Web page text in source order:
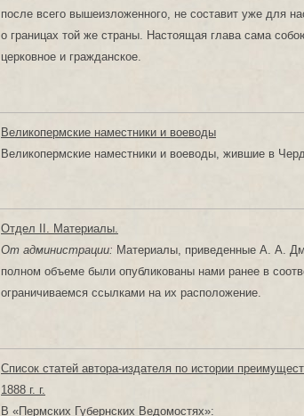
после всего вышеизложенного, не составит уже для
о границах той же страны. Настоящая глава сама
церковное и гражданское.
Великопермские наместники и воеводы
Великопермские наместники и воеводы, жившие в
Отдел II. Материалы.
От администрации: Материалы, приведенные А. А.
полном объеме были опубликованы нами ранее в
ограничиваемся ссылками на их расположение.
Список статей автора-издателя по истории
1888 г. г.
В «Пермских Губернских Ведомостях»: